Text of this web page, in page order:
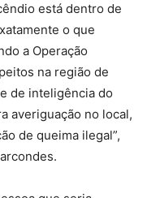
está dentro de
o que
a Operação
na região de
de inteligência do
averiguação no local,
de queima ilegal”,